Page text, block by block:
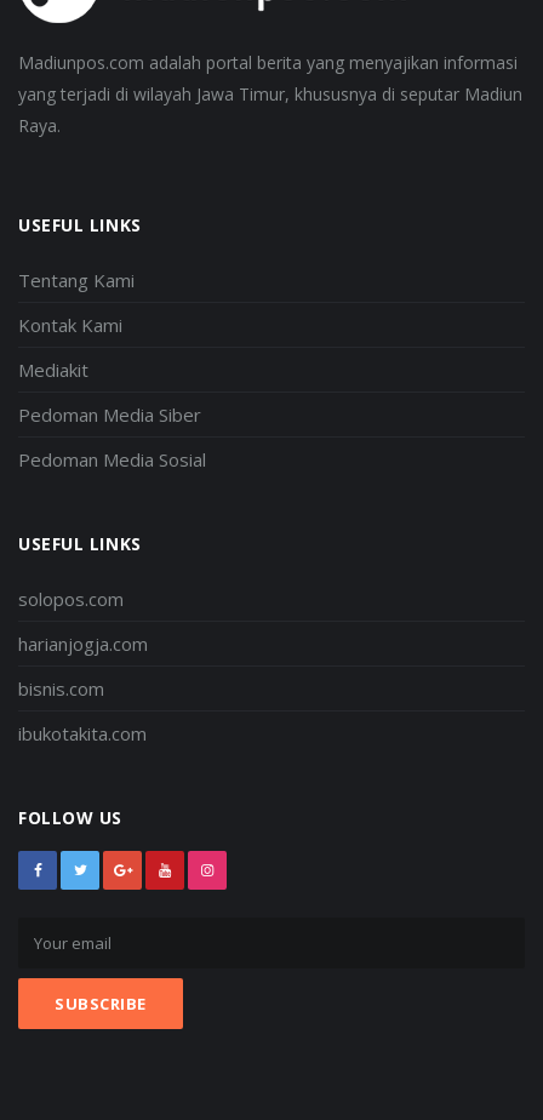
Madiunpos.com adalah portal berita yang menyajikan informasi
yang terjadi di wilayah Jawa Timur, khususnya di seputar Madiun
Raya.
USEFUL LINKS
Tentang Kami
Kontak Kami
Mediakit
Pedoman Media Siber
Pedoman Media Sosial
USEFUL LINKS
solopos.com
harianjogja.com
bisnis.com
ibukotakita.com
FOLLOW US